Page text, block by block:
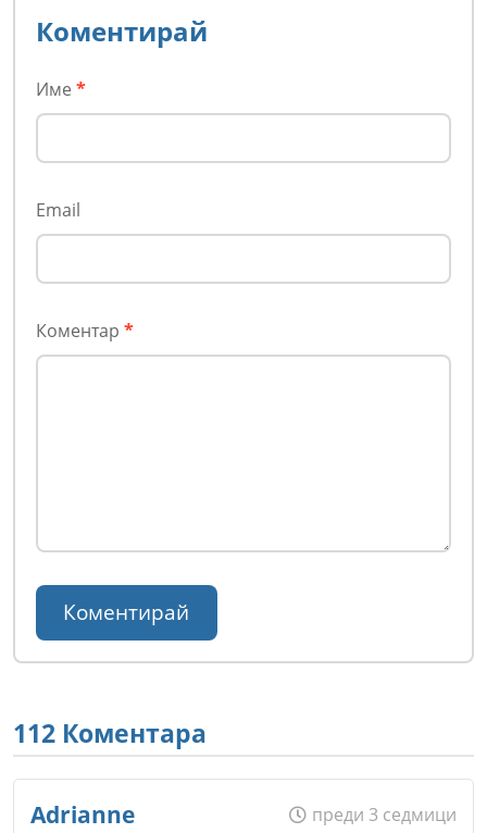
Коментирай
Име *
Email
Коментар *
112 Коментара
Adrianne
преди 3 седмици